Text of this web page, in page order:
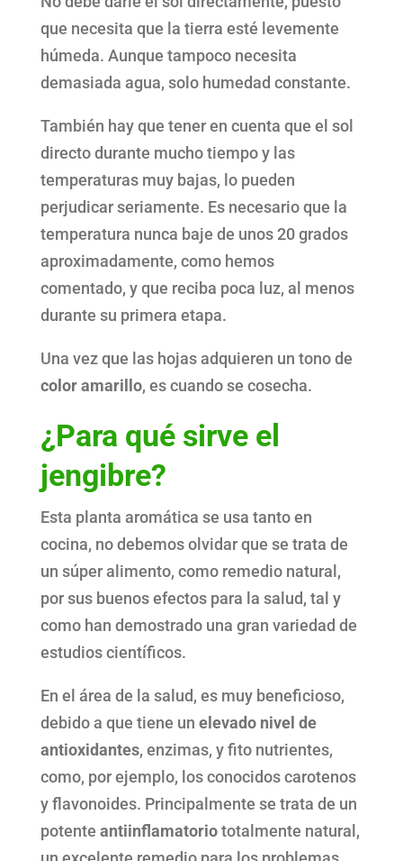
que necesita que la tierra esté levemente
húmeda. Aunque tampoco necesita
demasiada agua, solo humedad constante.
También hay que tener en cuenta que el sol
directo durante mucho tiempo y las
temperaturas muy bajas, lo pueden
perjudicar seriamente. Es necesario que la
temperatura nunca baje de unos 20 grados
aproximadamente, como hemos
comentado, y que reciba poca luz, al menos
durante su primera etapa.
Una vez que las hojas adquieren un tono de
color amarillo, es cuando se cosecha.
¿Para qué sirve el
jengibre?
Esta planta aromática se usa tanto en
cocina, no debemos olvidar que se trata de
un súper alimento, como remedio natural,
por sus buenos efectos para la salud, tal y
como han demostrado una gran variedad de
estudios científicos.
En el área de la salud, es muy beneficioso,
debido a que tiene un elevado nivel de
antioxidantes, enzimas, y fito nutrientes,
como, por ejemplo, los conocidos carotenos
y flavonoides. Principalmente se trata de un
potente antiinflamatoriototalmente natural,